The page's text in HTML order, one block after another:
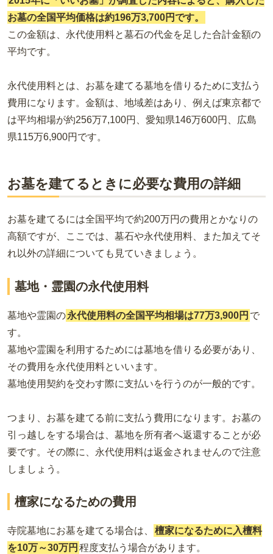
お墓の全国平均価格は約196万3,700円です。
この金額は、永代使用料と墓石の代金を足した合計金額の
平均です。
永代使用料とは、お墓を建てる墓地を借りるために支払う
費用になります。金額は、地域差はあり、例えば東京都で
は平均相場が約256万7,100円、愛知県146万600円、広島
県115万6,900円です。
お墓を建てるときに必要な費用の詳細
お墓を建てるには全国平均で約200万円の費用とかなりの
高額ですが、ここでは、墓石や永代使用料、また加えてそ
れ以外の詳細についても見ていきましょう。
墓地・霊園の永代使用料
墓地や霊園の永代使用料の全国平均相場は77万3,900円 で
す。
墓地や霊園を利用するためには墓地を借りる必要があり、
その費用を永代使用料といいます。
墓地使用契約を交わす際に支払いを行うのが一般的です。
つまり、お墓を建てる前に支払う費用になります。お墓の
引っ越しをする場合は、墓地を所有者へ返還することが必
要です。その際に、永代使用料は返金されませんので注意
しましょう。
檀家になるための費用
寺院墓地にお墓を建てる場合は、
檀家になるために入檀料
を10万～30万円 程度支払う場合があります。